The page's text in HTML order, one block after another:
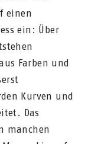
einen
ein: Über
Farben und
Kurven und
Das
manchen